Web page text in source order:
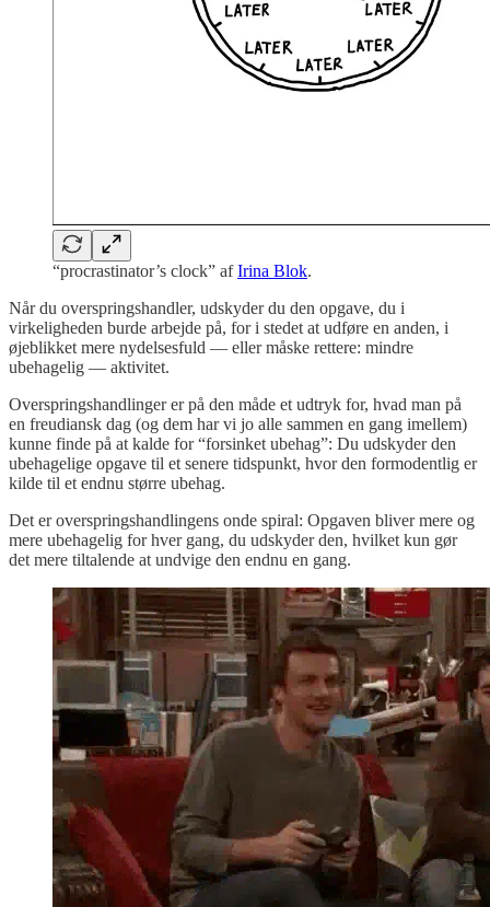
“procrastinator’s clock” afIrina Blok.
Når du overspringshandler, udskyder du den opgave, du i
virkeligheden burde arbejde på, for i stedet at udføre en anden, i
øjeblikket mere nydelsesfuld — eller måske rettere: mindre
ubehagelig — aktivitet.
Overspringshandlinger er på den måde et udtryk for, hvad man på
en freudiansk dag (og dem har vi jo alle sammen en gang imellem)
kunne finde på at kalde for “forsinket ubehag”: Du udskyder den
ubehagelige opgave til et senere tidspunkt, hvor den formodentlig er
kilde til et endnu større ubehag.
Det er overspringshandlingens onde spiral: Opgaven bliver mere og
mere ubehagelig for hver gang, du udskyder den, hvilket kun gør
det mere tiltalende at undvige den endnu en gang.